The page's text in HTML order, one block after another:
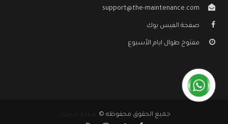
support@the-maintenance.com
صفحة الفيس بوك
مفتوح طوال ايام الأسبوع
جميع الحقوق محفوظه © صيانة ويرلبول